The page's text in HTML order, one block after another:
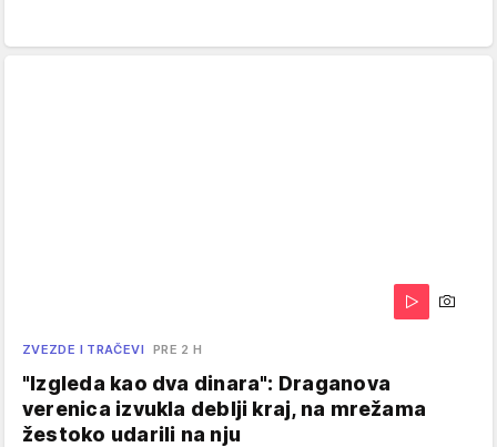
ZVEZDE I TRAČEVI PRE 2 H
"Izgleda kao dva dinara": Draganova
verenica izvukla deblji kraj, na mrežama
žestoko udarili na nju